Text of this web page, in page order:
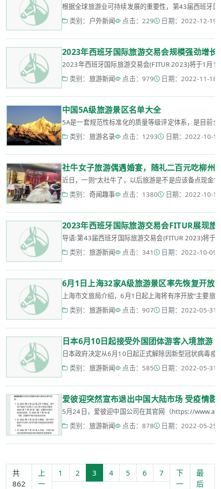
根据全球旅游业可持续发展的重要性，第43届西班牙
类别： 户外新闻 点击：229 日期：2022-12-19
2023年西班牙国际旅游交易会规模强劲增长
2023年西班牙国际旅游交易会(FITUR 2023)将于1月
类别： 旅游新闻 点击：979 日期：2022-11-18
中国5A级旅游景区名单大全
5A是一套规范性标准化的质量等级评定体系，是目前
类别： 旅游名录 点击：1293 日期：2022-10-
社牛女子旅游偶遇婚宴，随礼二百元吃柳州
近日，一则“太社牛了，以后旅游是不是应该备点现金
类别： 奇闻趣事 点击：1380 日期：2022-10-
2023年西班牙国际旅游交易会FITUR展现旅
导语:第43届西班牙国际旅游交易会(FITUR 2023)将
类别： 旅游新闻 点击：341 日期：2022-10-09
6月1日上海32家A级旅游景区率先恢复开放
上海市文旅局介绍，6月1日起上海将有序开放“主要
类别： 旅游新闻 点击：907 日期：2022-05-31
日本6月10日起接受外国团体游客入境旅游
日本政府决定从6月10日起正式解除因新型冠状病毒
类别： 旅游新闻 点击：585 日期：2022-05-31
爱彼迎突然宣布退出中国大陆市场 受疫情影
5月24日，爱彼迎中国公司在其官网（https://
类别： 旅游新闻 点击：878 日期：2022-05-25
共
862
上
一
1 2 3 4 5 6 7
下
一
最
后